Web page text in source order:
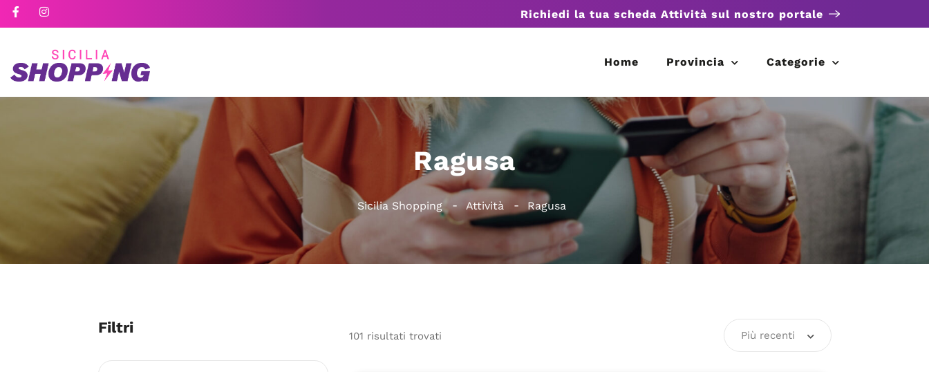
Richiedi la tua scheda Attività sul nostro portale
Home Provincia Categorie
Ragusa
Sicilia Shopping Attività Ragusa
Filtri 101 risultati trovati Più recenti